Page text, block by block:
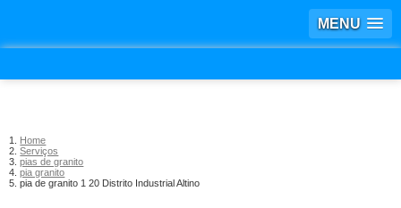
MENU
Home
Serviços
pias de granito
pia granito
pia de granito 1 20 Distrito Industrial Altino